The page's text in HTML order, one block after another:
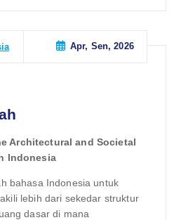
Apr, Sen, 2026
Architectural and Societal
Indonesia
bahasa Indonesia untuk
lebih dari sekedar struktur
dasar di mana